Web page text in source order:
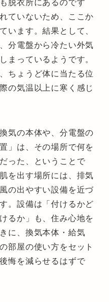
脱衣所にあるのです
ていないため、ここか
います。結果として、
分電盤から冷たい外気
まっているようです。
ちょうど体に当たる位
の気温以上に寒く感じ
気の本体や、分電盤の
」は、その場所で何を
った、ということで
を出す場所には、排気
の出やすい設備を近づ
。設備は「付けるかど
るか」も、住み心地を
に、換気本体・給気
部屋の使い方をセット
悔を減らせるはずで